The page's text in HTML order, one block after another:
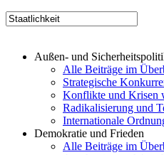
Außen- und
Alle Beiträge im
Strategische
Konflikte und Krisen
Radikalisierung und
Internationale
Demokratie und Frieden
Alle Beiträge im